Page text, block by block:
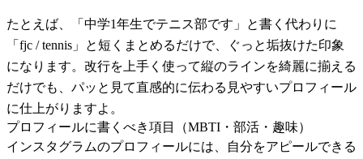
たとえば、「中学1年生でテニス部です」と書く代わりに
「fjc / tennis」と短くまとめるだけで、ぐっと垢抜けた印象
になります。改行を上手く使って縦のラインを綺麗に揃える
だけでも、パッと見て直感的に伝わる見やすいプロフィール
に仕上がりますよ。
プロフィールに書くべき項目（MBTI・部活・趣味）
インスタグラムのプロフィールには、自分をアピールできる